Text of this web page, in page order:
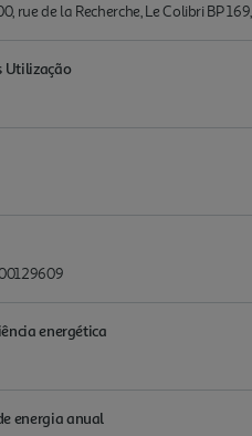
rue de la Recherche, Le Colibri BP
Utilização
energética
energia anual